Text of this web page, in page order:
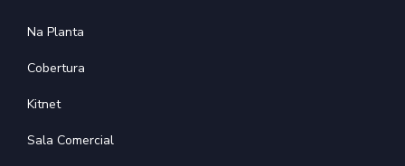
Na Planta
Cobertura
Kitnet
Sala Comercial